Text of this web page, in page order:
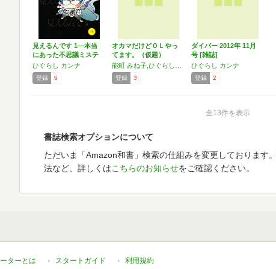
見えるんです 1―本当
にあった不思議ミステ
リ…
ひぐらし カンナ
登録 6
オカマだけどＯＬやっ
てます。（仮題）
登録 3
ダイバー 2012年 11月
号 [雑誌]
ひぐらし カンナ
登録 2
全13件を表示
書誌検索オプションについて
ただいま「Amazon和書」検索の仕組みを変更しております
法など、詳しくはこちらのお知らせをご確認ください。
ターとは スタートガイド 利用規約